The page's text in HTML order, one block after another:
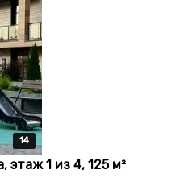
14
14
14
14
14
этаж 1 из 4, 125 м²